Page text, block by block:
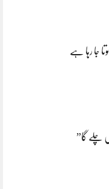
جا رہا ہے
چلے گا”